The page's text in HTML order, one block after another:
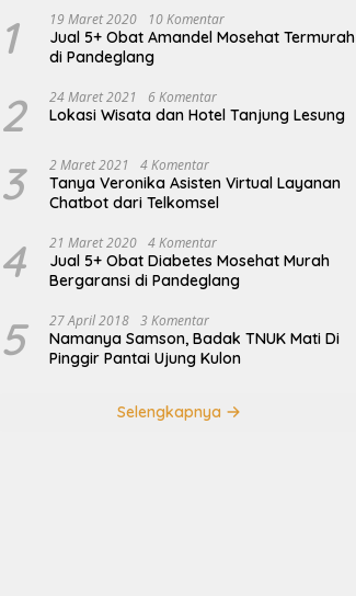
1 19 Maret 2020 10 Komentar
Jual 5+ Obat Amandel Mosehat Termurah
di Pandeglang
2 24 Maret 2021 6 Komentar
Lokasi Wisata dan Hotel Tanjung Lesung
3 2 Maret 2021 4 Komentar
Tanya Veronika Asisten Virtual Layanan
Chatbot dari Telkomsel
4 21 Maret 2020 4 Komentar
Jual 5+ Obat Diabetes Mosehat Murah
Bergaransi di Pandeglang
5 27 April 2018 3 Komentar
Namanya Samson, Badak TNUK Mati Di
Pinggir Pantai Ujung Kulon
Selengkapnya